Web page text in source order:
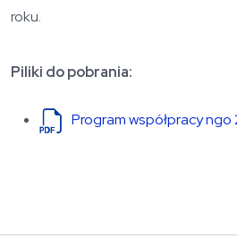
roku.
Piliki do pobrania:
Program współpracy